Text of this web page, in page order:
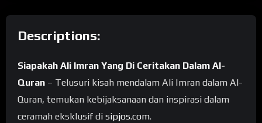
Descriptions:
Siapakah Ali Imran Yang Di Ceritakan Dalam Al-
Quran – Telusuri kisah mendalam Ali Imran dalam Al-
Quran, temukan kebijaksanaan dan inspirasi dalam
ceramah eksklusif di sipjos.com.